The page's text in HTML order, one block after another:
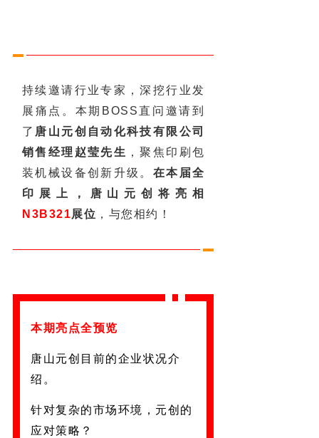
持续邀请行业专家，深挖行业发
展痛点。本期BOSS直问邀请到
了 唐山元创自动化科技有限公司
销售经理赵莹先生 ，聚焦印刷包
装机械设备创新升级。 在本届全
印展上，唐山元创将亮相
N3B321展位 ， 与您相约！
本期亮点全预览
唐山元创目前的企业状况介
绍。
针对复杂的市场环境，元创的
应对策略？